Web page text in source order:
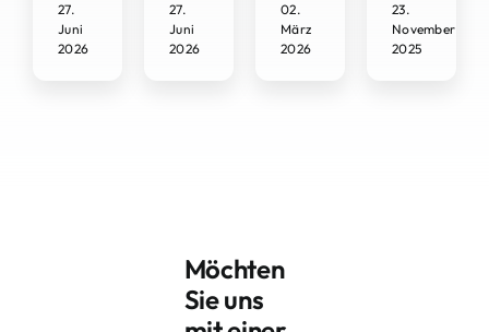
27.
Juni
2026
27.
Juni
2026
02.
März
2026
23.
November
2025
Möchten
Sie uns